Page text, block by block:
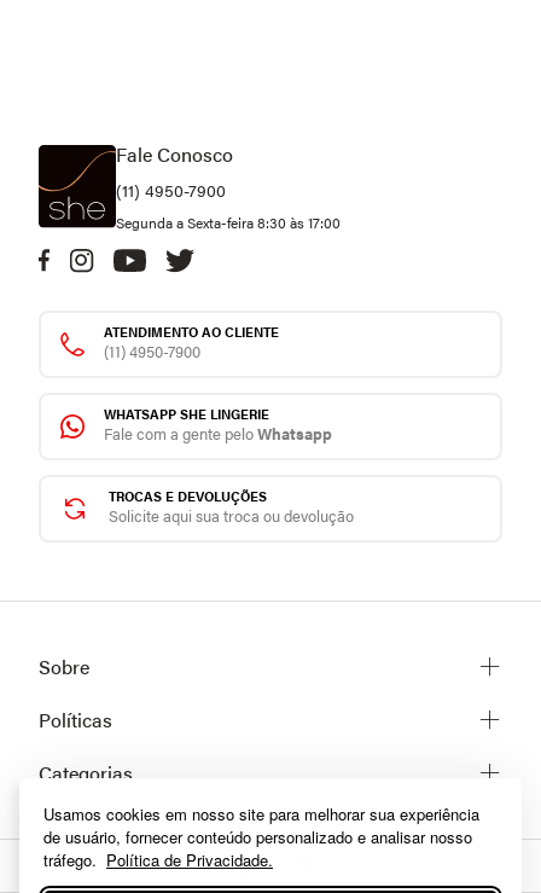
Usamos cookies em nosso site para melhorar sua experiência
de usuário, fornecer conteúdo personalizado e analisar nosso
tráfego. Política de Privacidade.
Fale Conosco
(11) 4950-7900
Segunda a Sexta-feira 8:30 às 17:00
ATENDIMENTO AO CLIENTE
(11) 4950-7900
WHATSAPP SHE LINGERIE
Fale com a gente peloWhatsapp
TROCAS E DEVOLUÇÕES
Solicite aqui sua troca ou devolução
Sobre
Sobre a She
Fale conosco
Políticas
Trocas e Devoluções
Políticas de privacidade
Dúvidas frequentes
Como comprar
Categorias
Lingerie
Homewear